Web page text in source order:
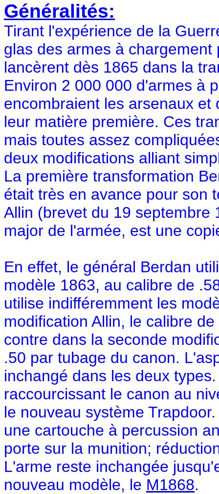
Généralités:
Tirant l'expérience de la
glas des armes à
lancèrent dès 1865 dans la
Environ 2 000 000 d'armes à
encombraient les arsenaux
leur matière première. Ces
mais toutes assez
deux modifications alliant
La première transformation
était très en avance pour son
Allin (brevet du 19 septembre
major de l'armée, est une
En effet, le général Berdan
modèle 1863, au calibre de
utilise indifféremment les
modification Allin, le calibre
contre dans la seconde
.50 par tubage du canon.
inchangé dans les deux
raccourcissant le canon au
le nouveau système
une cartouche à percussion
porte sur la munition;
L'arme reste inchangée
nouveau modèle, le M1868.